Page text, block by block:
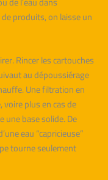
produits, on laisse un
Rincer les cartouches
au dépoussiérage
Une filtration en
plus en cas de
base solide. De
eau “capricieuse”
tourne seulement